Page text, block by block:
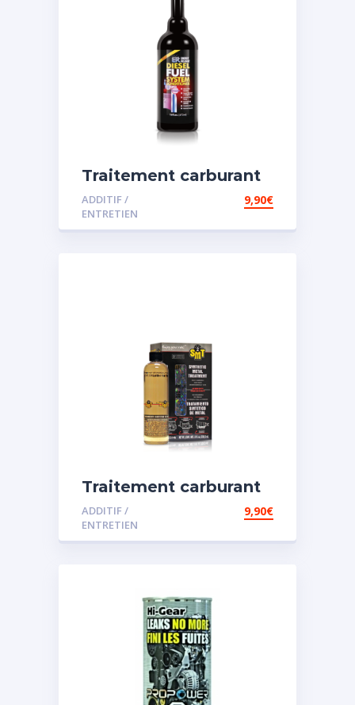
Traitement carburant
spécial diesel
ADDITIF /
ENTRETIEN
9,90€
Traitement carburant
spécial essence
ADDITIF /
ENTRETIEN
9,90€